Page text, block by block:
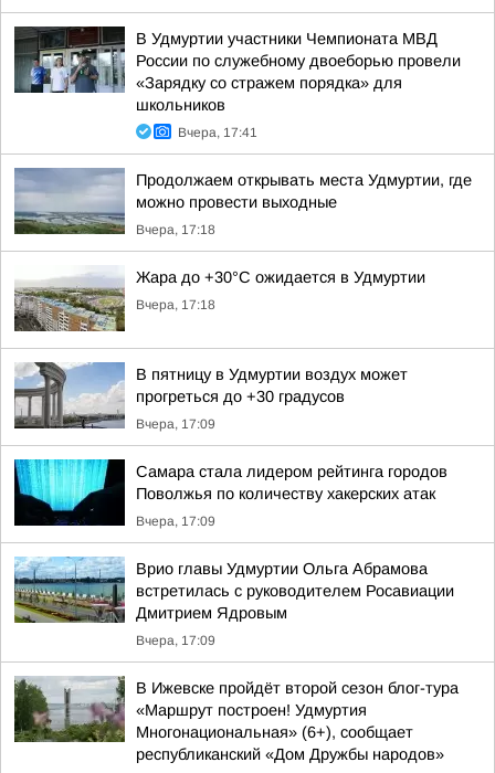
В Удмуртии участники Чемпионата МВД
России по служебному двоеборью провели
«Зарядку со стражем порядка» для
школьников
Вчера, 17:41
Продолжаем открывать места Удмуртии, где
можно провести выходные
Вчера, 17:18
Жара до +30°С ожидается в Удмуртии
Вчера, 17:18
В пятницу в Удмуртии воздух может
прогреться до +30 градусов
Вчера, 17:09
Самара стала лидером рейтинга городов
Поволжья по количеству хакерских атак
Вчера, 17:09
Врио главы Удмуртии Ольга Абрамова
встретилась с руководителем Росавиации
Дмитрием Ядровым
Вчера, 17:09
В Ижевске пройдёт второй сезон блог-тура
«Маршрут построен! Удмуртия
Многонациональная» (6+), сообщает
республиканский «Дом Дружбы народов»